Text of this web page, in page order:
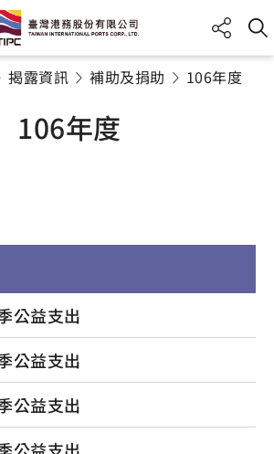
揭露資訊 補助及捐助 106年度
106年度
公益支出
公益支出
公益支出
公益支出